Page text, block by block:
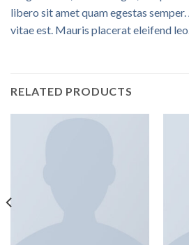
libero sit amet quam egestas
vitae est. Mauris placerat eleifend leo.
RELATED PRODUCTS